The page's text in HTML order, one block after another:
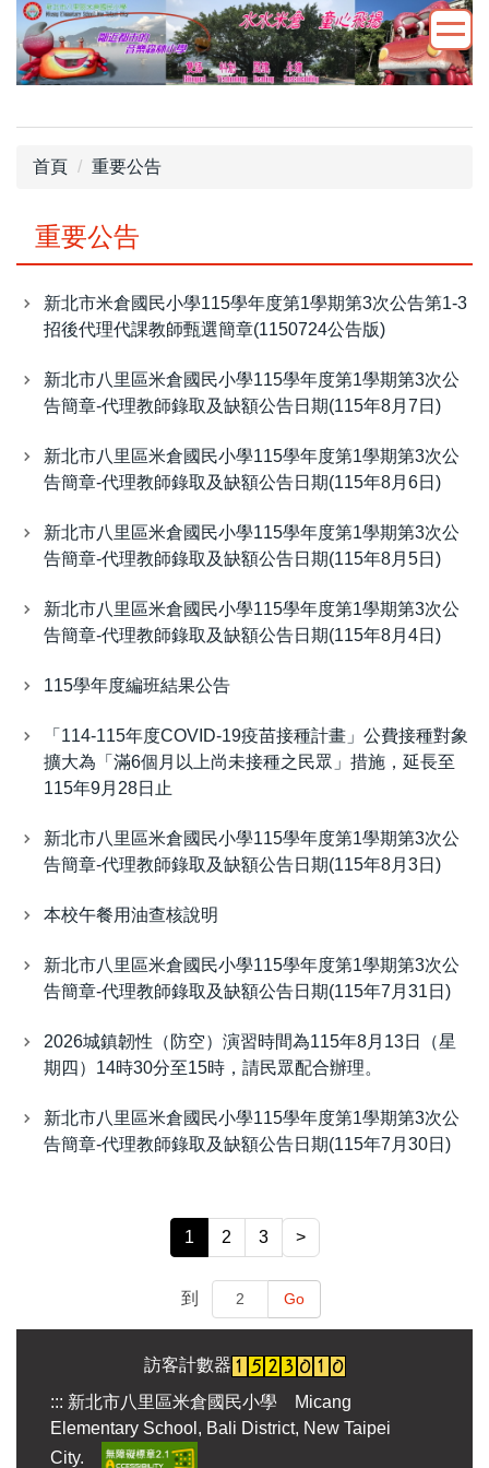
跳
到
主
首頁 重要公告
重要公告
新北市米倉國民小學115學年度第1學期第3次公告第1-3
招後代理代課教師甄選簡章(1150724公告版)
新北市八里區米倉國民小學115學年度第1學期第3次公
告簡章-代理教師錄取及缺額公告日期(115年8月7日)
新北市八里區米倉國民小學115學年度第1學期第3次公
告簡章-代理教師錄取及缺額公告日期(115年8月6日)
新北市八里區米倉國民小學115學年度第1學期第3次公
告簡章-代理教師錄取及缺額公告日期(115年8月5日)
新北市八里區米倉國民小學115學年度第1學期第3次公
告簡章-代理教師錄取及缺額公告日期(115年8月4日)
115學年度編班結果公告
「114-115年度COVID-19疫苗接種計畫」公費接種對象
擴大為「滿6個月以上尚未接種之民眾」措施，延長至
115年9月28日止
新北市八里區米倉國民小學115學年度第1學期第3次公
告簡章-代理教師錄取及缺額公告日期(115年8月3日)
本校午餐用油查核說明
新北市八里區米倉國民小學115學年度第1學期第3次公
告簡章-代理教師錄取及缺額公告日期(115年7月31日)
2026城鎮韌性（防空）演習時間為115年8月13日（星
期四）14時30分至15時，請民眾配合辦理。
新北市八里區米倉國民小學115學年度第1學期第3次公
告簡章-代理教師錄取及缺額公告日期(115年7月30日)
1 2 3 >
到 Go
訪客計數器
::: 新北市八里區米倉國民小學 Micang
Elementary School, Bali District, New Taipei
City.